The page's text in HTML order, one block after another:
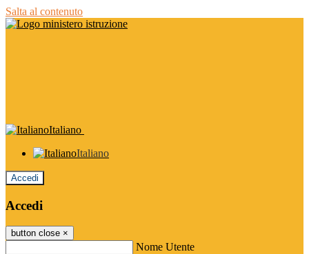
Salta al contenuto
Italiano
Italiano
Accedi
Accedi
button close ×
Nome Utente